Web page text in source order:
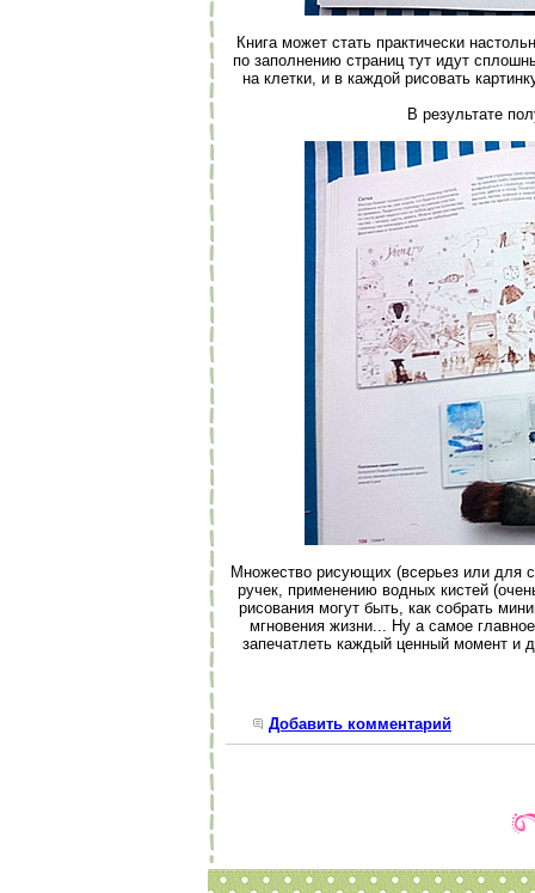
Книга может стать практически
по заполнению страниц тут идут
на клетки, и в каждой рисовать
В результате
Множество рисующих (всерьез или для
ручек, применению водных кистей
рисования могут быть, как собрать
мгновения жизни... Ну а самое
запечатлеть каждый ценный момент и
Добавить комментарий